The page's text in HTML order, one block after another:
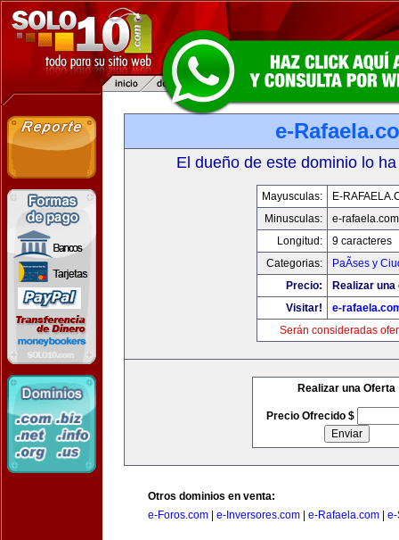
e-
El dueño de este dominio lo
Mayusculas:
E-
Minusculas:
e-rafaela.com
Longitud:
9 caracteres
Categorias:
PaÃ­ses y
Precio:
Realizar
Visitar!
e-
Serán consideradas
Realizar una Oferta
Precio Ofrecido $
Otros dominios en venta:
e-Foros.com
e-Inversores.com e-Rafaela.com e-